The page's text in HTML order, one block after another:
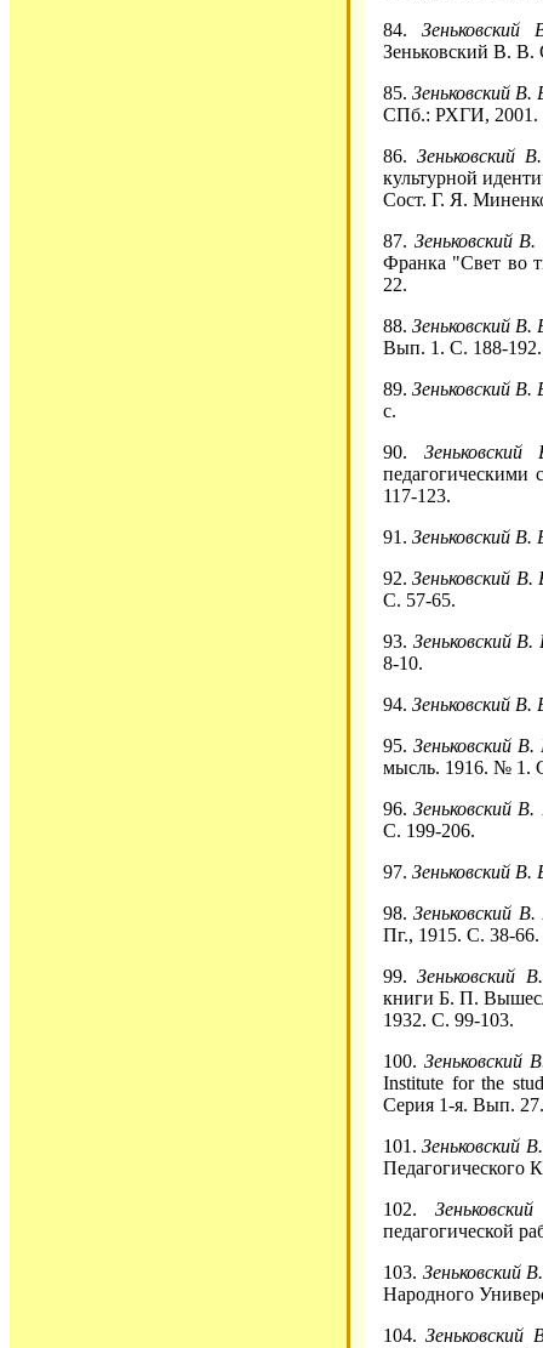
84.
Зеньковский В. В.
85.Зеньковский В.
СПб.: РХГИ, 2001.
86.Зеньковский
культурной
Сост. Г. Я.
87. Зеньковский
Франка "Свет во
22.
88. Зеньковский В.
Вып. 1. С. 188-192.
89.Зеньковский В.
с.
90.
117-123.
91. Зеньковский В.
92.Зеньковский В.
С. 57-65.
93. Зеньковский В.
8-10.
94. Зеньковский В.
95.Зеньковский В.
мысль. 1916. № 1.
96.Зеньковский В.
С. 199-206.
97. Зеньковский В.
98.Зеньковский
Пг., 1915. С. 38-66.
99.Зеньковский В.
книги Б. П.
1932. С. 99-103.
100.Зеньковский
Institute for the
Серия 1-я. Вып.
101.Зеньковский
Педагогического
102.
педагогической
103. Зеньковский
Народного
104.Зеньковский